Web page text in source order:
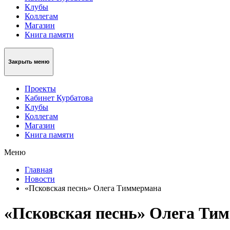
Клубы
Коллегам
Магазин
Книга памяти
Закрыть меню
Проекты
Кабинет Курбатова
Клубы
Коллегам
Магазин
Книга памяти
Меню
Главная
Новости
«Псковская песнь» Олега Тиммермана
«Псковская песнь» Олега